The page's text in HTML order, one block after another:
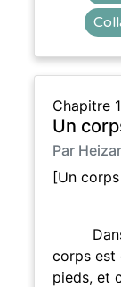
Chapitre
Un
Par
[Un
Dans
corps est
pieds, et